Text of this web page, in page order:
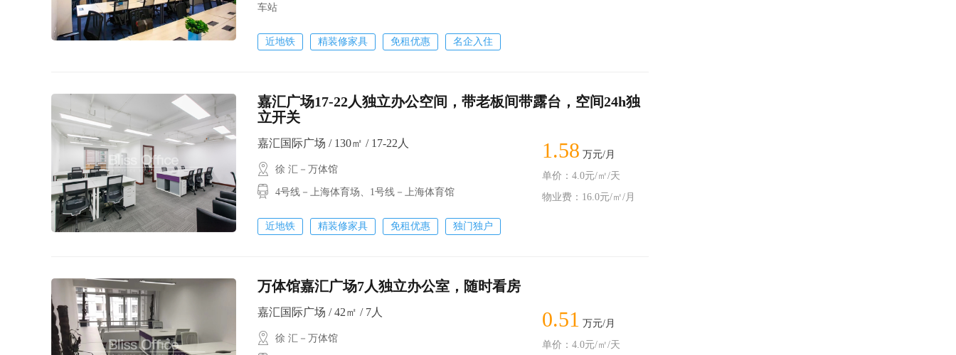
车站
近地铁 精装修家具 免租优惠 名企入住
嘉汇广场17-22人独立办公空间，带老板间带露台，空间24h独
立开关
嘉汇国际广场 / 130㎡ / 17-22人
徐 汇－万体馆
4号线－上海体育场、1号线－上海体育馆
近地铁 精装修家具 免租优惠 独门独户
1.58 万元/月
单价：4.0元/㎡/天
物业费：16.0元/㎡/月
万体馆嘉汇广场7人独立办公室，随时看房
嘉汇国际广场 / 42㎡ / 7人
徐 汇－万体馆
0.51 万元/月
单价：4.0元/㎡/天